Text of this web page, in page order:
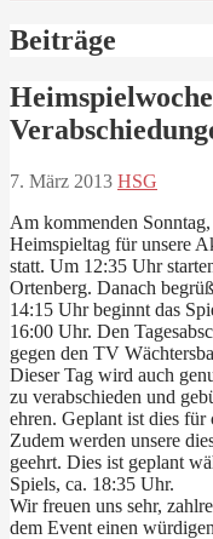
Beiträge
7. März 2013 HSG
Am kommenden
Heimspieltag für unsere
statt. Um 12:35 Uhr
Ortenberg. Danach
14:15 Uhr beginnt das
16:00 Uhr. Den
gegen den TV
Dieser Tag wird auch
zu verabschieden und
ehren. Geplant ist dies für
Zudem werden unsere
geehrt. Dies ist geplant
Spiels, ca. 18:35 Uhr.
Wir freuen uns sehr,
dem Event einen